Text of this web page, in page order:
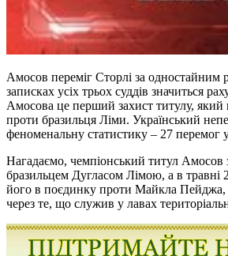
Амосов переміг Сторлі за одностайним
записках усіх трьох суддів значиться
Амосова це перший захист титулу, який
проти бразильця Ліми. Український
феноменальну статистику – 27 перемог
Нагадаємо, чемпіонський титул Амосов
бразильцем Дугласом Лімою, а в травні
його в поєдинку проти Майкла Пейджа,
через те, що служив у лавах